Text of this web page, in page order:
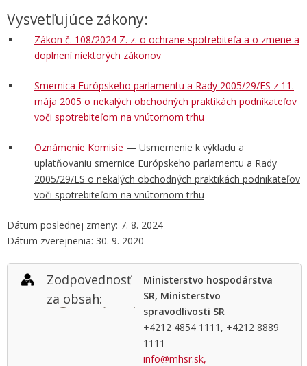
Vysvetľujúce zákony:
Zákon č. 108/2024 Z. z. o ochrane spotrebiteľa a o zmene a
doplnení niektorých zákonov
Smernica Európskeho parlamentu a Rady 2005/29/ES z 11.
mája 2005 o nekalých obchodných praktikách podnikateľov
voči spotrebiteľom na vnútornom trhu
Oznámenie Komisie — Usmernenie k výkladu a
uplatňovaniu smernice Európskeho parlamentu a Rady
2005/29/ES o nekalých obchodných praktikách podnikateľov
voči spotrebiteľom na vnútornom trhu
Dátum poslednej zmeny: 7. 8. 2024
Dátum zverejnenia: 30. 9. 2020
Zodpovednosť
za obsah:
Ministerstvo hospodárstva
SR, Ministerstvo
spravodlivosti SR
+4212 4854 1111, +4212 8889
1111
info@mhsr.sk,